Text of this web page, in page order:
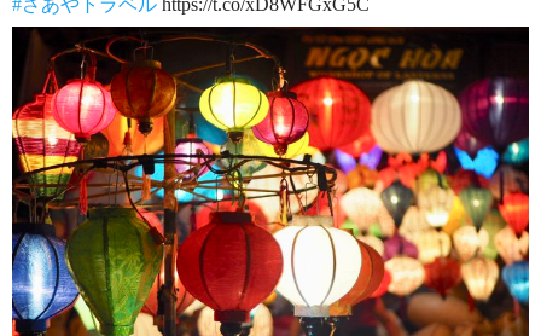
#さあやトラベル https://t.co/xD8WFGxG5C